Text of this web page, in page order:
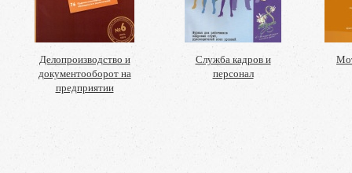
Делопроизводство и
документооборот на
предприятии
Служба кадров и
персонал